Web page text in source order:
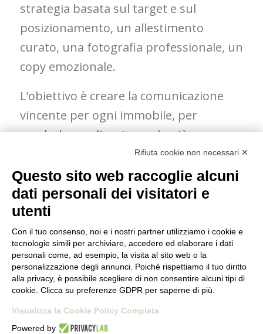
strategia basata sul target e sul
posizionamento, un allestimento
curato, una fotografia professionale, un
copy emozionale.
L’obiettivo è creare la comunicazione
vincente per ogni immobile, per
venderlo meglio e in modo più
vantaggioso sia per il venditore che per
l’agente immobiliare, l’investitore o il
costruttore.
TORNA AI
PROFESSIONISTI DELLA
LOMBARDIA
Rifiuta cookie non necessari ✕
Questo sito web raccoglie alcuni
dati personali dei visitatori e
utenti
Con il tuo consenso, noi e i nostri partner utilizziamo i cookie e
tecnologie simili per archiviare, accedere ed elaborare i dati
personali come, ad esempio, la visita al sito web o la
personalizzazione degli annunci. Poiché rispettiamo il tuo diritto
alla privacy, è possibile scegliere di non consentire alcuni tipi di
cookie. Clicca su preferenze GDPR per saperne di più.
Visualizza la Cookie Policy Completa
Powered by